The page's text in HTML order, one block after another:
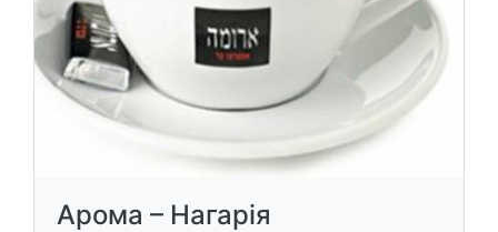
Арома – Нагарія